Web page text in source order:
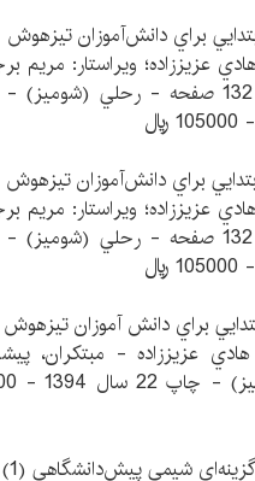
عزيززاده؛ ويراستار: مريم
عزيززاده؛ ويراستار: مريم